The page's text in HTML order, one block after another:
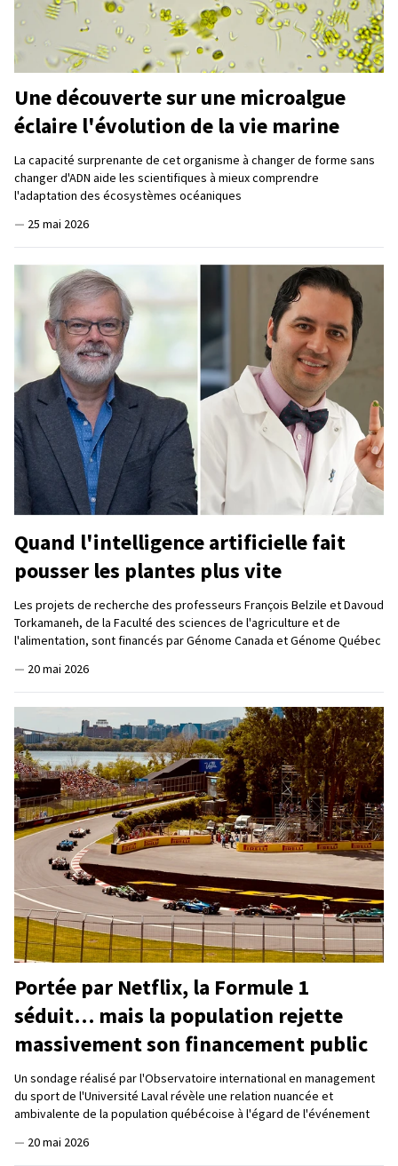
Une découverte sur une microalgue
éclaire l'évolution de la vie marine
La capacité surprenante de cet organisme à changer de forme sans
changer d'ADN aide les scientifiques à mieux comprendre
l'adaptation des écosystèmes océaniques
— 25 mai 2026
Quand l'intelligence artificielle fait
pousser les plantes plus vite
Les projets de recherche des professeurs François Belzile et Davoud
Torkamaneh, de la Faculté des sciences de l'agriculture et de
l'alimentation, sont financés par Génome Canada et Génome Québec
— 20 mai 2026
Portée par Netflix, la Formule 1
séduit… mais la population rejette
massivement son financement public
Un sondage réalisé par l'Observatoire international en management
du sport de l'Université Laval révèle une relation nuancée et
ambivalente de la population québécoise à l'égard de l'événement
— 20 mai 2026